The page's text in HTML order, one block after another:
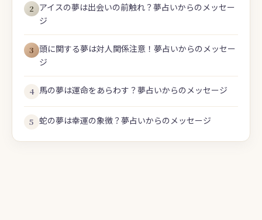
2 アイスの夢は出会いの前触れ？夢占いからのメッセー
ジ
3 頭に関する夢は対人関係注意！夢占いからのメッセー
ジ
4 馬の夢は運命をあらわす？夢占いからのメッセージ
5 蛇の夢は幸運の象徴？夢占いからのメッセージ